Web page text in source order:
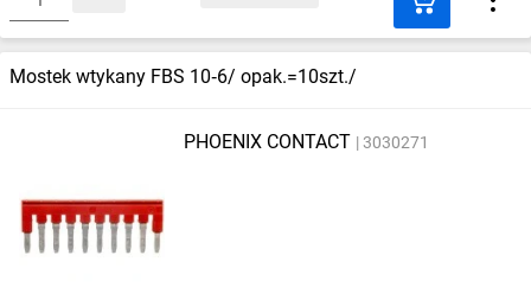
Mostek wtykany FBS 10‑6/ opak.=10szt./
PHOENIX CONTACT 3030271